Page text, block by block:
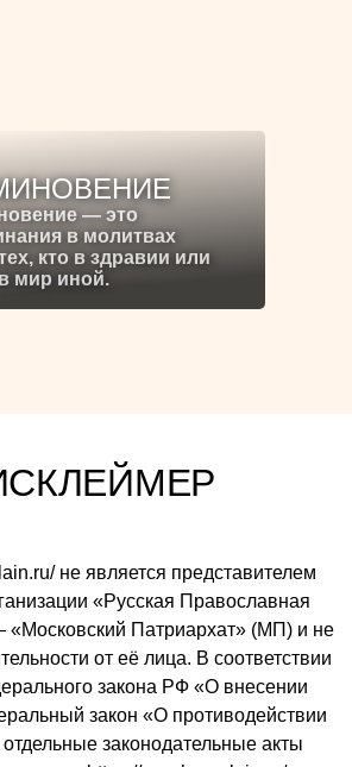
— это
в молитвах
кто в здравии или
мир иной.
не является представителем
«Русская Православная
Патриархат» (МП) и не
от её лица. В соответствии
закона РФ «О внесении
закон «О противодействии
законодательные акты